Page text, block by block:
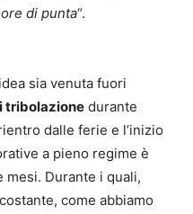
di punta“.
sia venuta fuori
tribolazione durante
dalle ferie e l’inizio
a pieno regime è
mesi. Durante i quali,
come abbiamo